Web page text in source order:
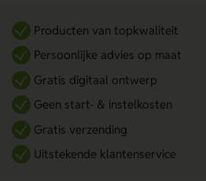
Producten van topkwaliteit
Persoonlijke advies op maat
Gratis digitaal ontwerp
Geen start- & instelkosten
Gratis verzending
Uitstekende klantenservice